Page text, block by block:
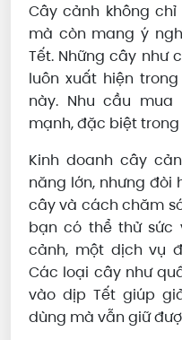
Cây cảnh không
mà còn mang ý
Tết. Những cây như
luôn xuất hiện
này. Nhu cầu
mạnh, đặc biệt
Kinh doanh cây
năng lớn, nhưng đòi
cây và cách chăm
bạn có thể thử sức
cảnh, một dịch vụ
Các loại cây như
vào dịp Tết giúp
dùng mà vẫn giữ